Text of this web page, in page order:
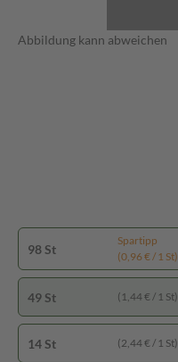
Abbildung kann abweichen
98 St
Spartipp
(0,96 € / 1 St)
49 St (1,44 € / 1 St)
14 St (2,44 € / 1 St)